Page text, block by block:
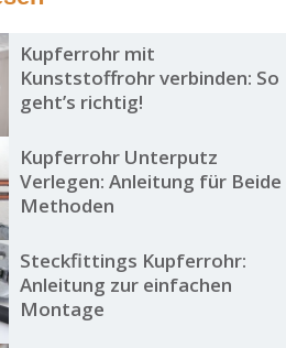
Kupferrohr mit
Kunststoffrohr verbinden: So
geht’s richtig!
Kupferrohr Unterputz
Verlegen: Anleitung für Beide
Methoden
Steckfittings Kupferrohr:
Anleitung zur einfachen
Montage